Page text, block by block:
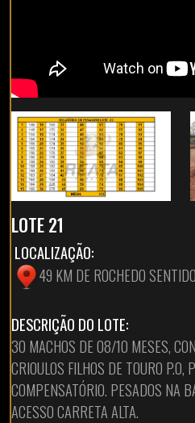
LOTE 21
LOCALIZAÇÃO:
49 KM DE ROCHEDO
DESCRIÇÃO DO LOTE:
30 MACHOS DE 08/10 MESES,
CRIOULOS FILHOS DE TOURO P.O,
COMPENSATÓRIO. PESADOS NA
ACESSO CARRETA ALTA.